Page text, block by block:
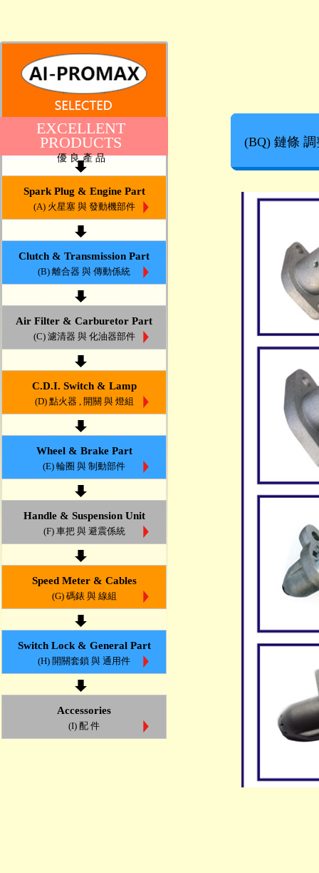
EXCELLENT
PRODUCTS
優 良 產 品
Spark Plug & Engine Part
(A) 火星塞 與 發動機部件
Clutch & Transmission Part
(B) 離合器 與 傳動係統
Air Filter & Carburetor Part
(C) 濾清器 與 化油器部件
C.D.I. Switch & Lamp
(D) 點火器 , 開關 與 燈組
Wheel & Brake Part
(E) 輪圈 與 制動部件
Handle & Suspension Unit
(F) 車把 與 避震係統
Speed Meter & Cables
(G) 碼錶 與 線組
Switch Lock & General Part
(H) 開關套鎖 與 通用件
Accessories
(I) 配 件
(BQ) 鏈條